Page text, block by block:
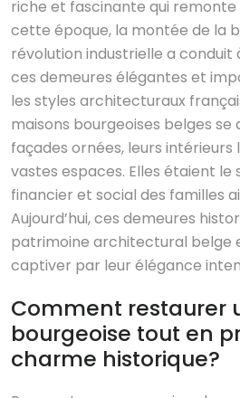
riche et fascinante qui remonte
cette époque, la montée de la
révolution industrielle a
ces demeures élégantes et
les styles architecturaux
maisons bourgeoises belges
façades ornées, leurs intérieurs
vastes espaces. Elles étaient le
financier et social des familles
Aujourd’hui, ces demeures
patrimoine architectural belge
captiver par leur élégance
Comment restaurer
bourgeoise tout en
charme historique?